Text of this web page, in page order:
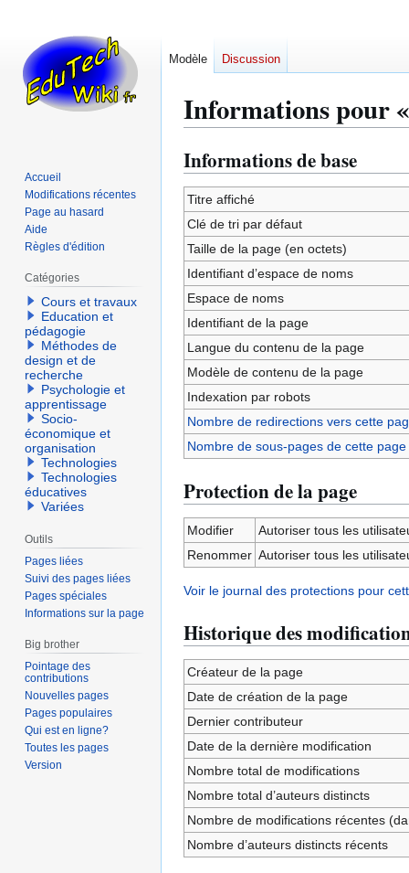
Informations pour
Aller
à
la
navigation
Aller
à
la
recherche
Informations de base
Titre affiché
Clé de tri par défaut
Taille de la page (en octets)
Identifiant dʼespace de noms
Espace de noms
Identifiant de la page
Langue du contenu de la page
Modèle de contenu de la page
Indexation par robots
Nombre de redirections vers cette
Nombre de sous-pages de cette page
Protection de la page
Modifier
Autoriser tous les
Renommer Autoriser tous les
Voir le journal des protections pour
Historique des
Créateur de la page
Date de création de la page
Dernier contributeur
Date de la dernière modification
Nombre total de modifications
Nombre total d’auteurs distincts
Nombre de modifications récentes
Nombre d’auteurs distincts récents
Modèle Discussion
Accueil
Modifications récentes
Page au hasard
Aide
Règles d'édition
Catégories
Cours et travaux
Education et
pédagogie
Méthodes de
design et de
recherche
Psychologie et
apprentissage
Socio-
économique et
organisation
Technologies
Technologies
éducatives
Variées
Outils
Pages liées
Suivi des pages liées
Pages spéciales
Informations sur la page
Big brother
Pointage des
contributions
Nouvelles pages
Pages populaires
Qui est en ligne?
Toutes les pages
Version